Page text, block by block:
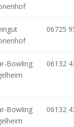
06725
Bowling
06132
Bowling
06132